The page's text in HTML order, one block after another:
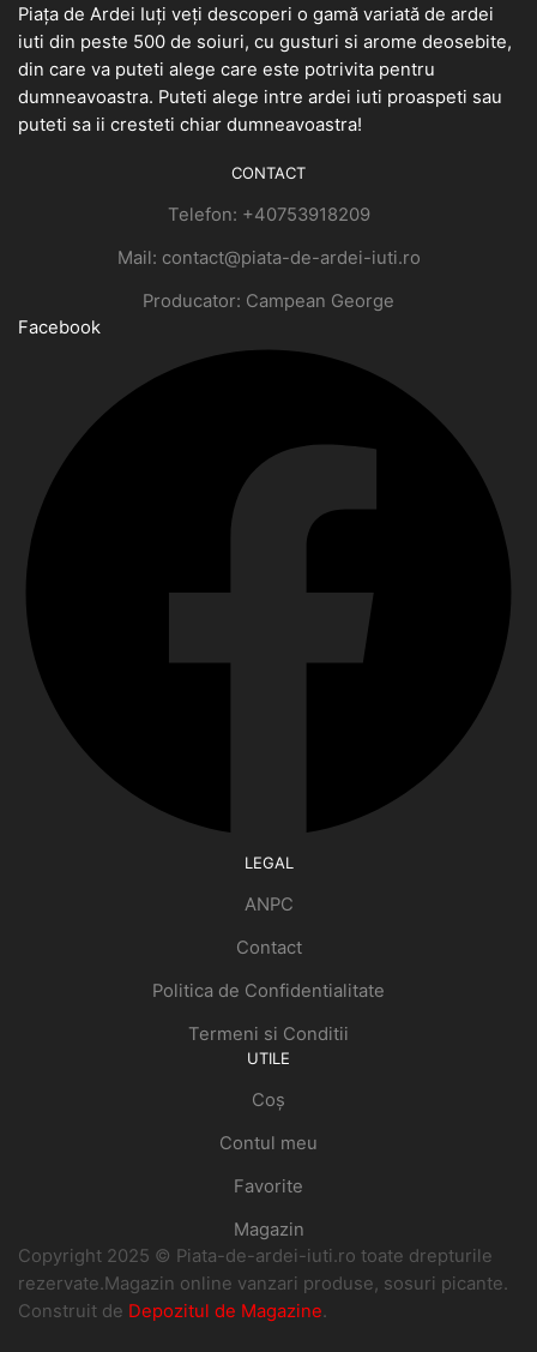
Piața de Ardei Iuți veți descoperi o gamă variată de ardei
iuti din peste 500 de soiuri, cu gusturi si arome deosebite,
din care va puteti alege care este potrivita pentru
dumneavoastra. Puteti alege intre ardei iuti proaspeti sau
puteti sa ii cresteti chiar dumneavoastra!
CONTACT
Telefon: +40753918209
Mail: contact@piata-de-ardei-iuti.ro
Producator: Campean George
Facebook
LEGAL
ANPC
Contact
Politica de Confidentialitate
Termeni si Conditii
UTILE
Coș
Contul meu
Favorite
Magazin
Copyright 2025 © Piata-de-ardei-iuti.ro toate drepturile
rezervate.Magazin online vanzari produse, sosuri picante.
Construit de Depozitul de Magazine.